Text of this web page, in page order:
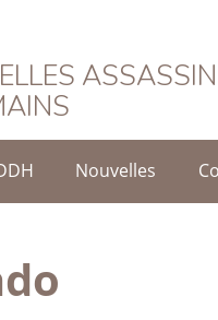
Nouvelles